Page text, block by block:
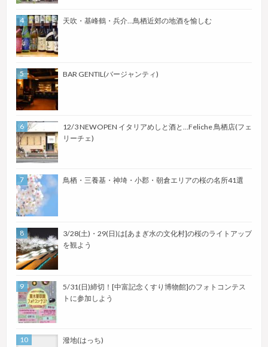
天吹・基峰鶴・兵介…鳥栖近郊の地酒を愉しむ
BAR GENTIL(バージャンティ)
12/3 NEWOPEN イタリアめしと酒と…Feliche 鳥栖店(フェ
リーチェ)
鳥栖・三養基・神埼・小郡・朝倉エリアの桜の名所41選
3/28(土)・29(日)は[あまぎ水の文化村]の桜のライトアップ
を観よう
5/31(日)締切！[中富記念くすり博物館]のフォトコンテス
トに参加しよう
潑地(はっち)